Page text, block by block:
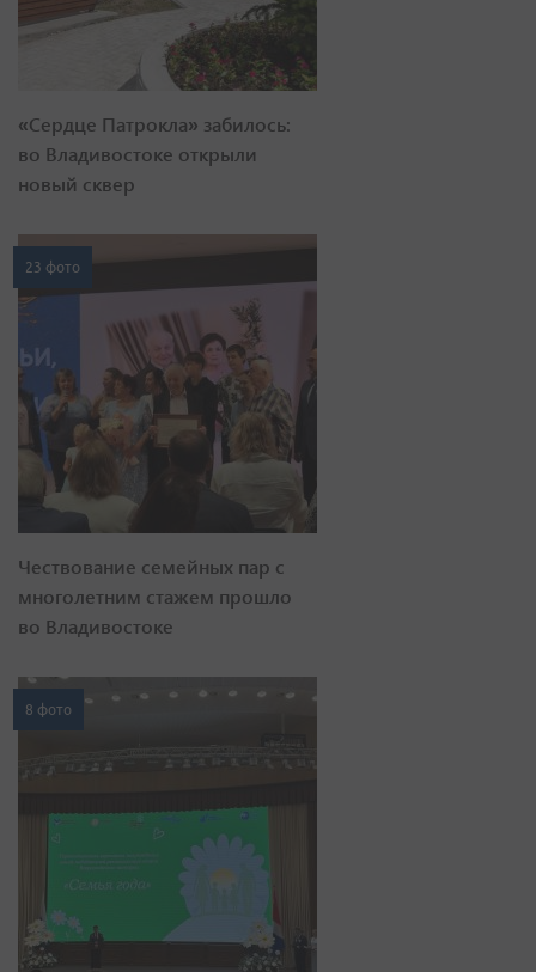
«Сердце Патрокла» забилось:
во Владивостоке открыли
новый сквер
23 фото
Чествование семейных пар с
многолетним стажем прошло
во Владивостоке
8 фото